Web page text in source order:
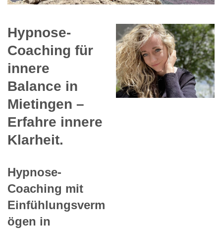
Hypnose-
Coaching für
innere
Balance in
Mietingen –
Erfahre innere
Klarheit.
Hypnose-
Coaching mit
Einfühlungsverm
ögen in